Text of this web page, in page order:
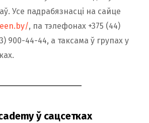
Усе падрабязнасці на сайце
, па тэлефонах +375 (44)
900-44-44, а таксама ў групах у
ў сацсетках